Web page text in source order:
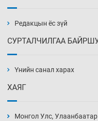
Уржигдар
нэмэгджээ
Редакцын ёс зүй
СУРТАЛЧИЛГАА
Үнийн санал харах
ХАЯГ
Монгол Улс,